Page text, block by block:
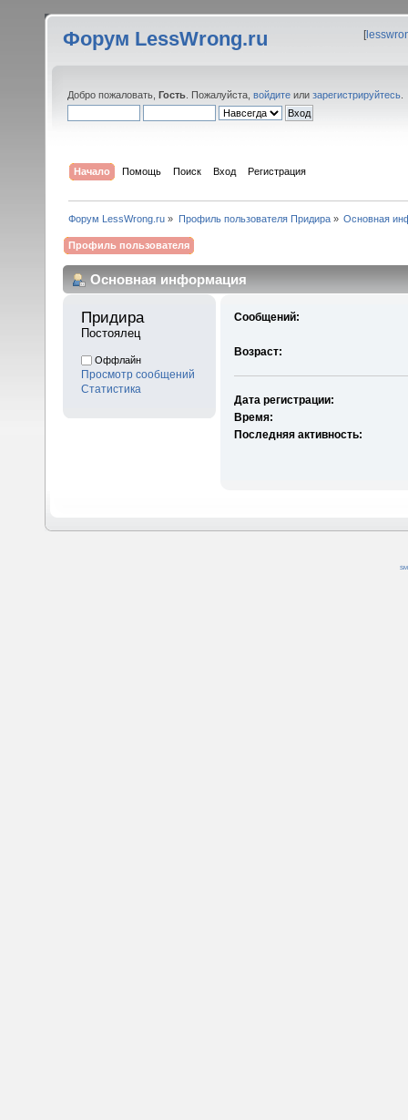
Форум LessWrong.ru [
Добро пожаловать, Гость . Пожалуйста, войдите или зарегистрируйтесь
Начало Помощь Поиск Вход Регистрация
Форум LessWrong.ru » Профиль пользователя Придира» Основная
Профиль пользователя
Основная информация
Придира
Постоялец
Оффлайн
Просмотр сообщений
Статистика
Сообщений:
Возраст:
Дата регистрации:
Время:
Последняя активность: